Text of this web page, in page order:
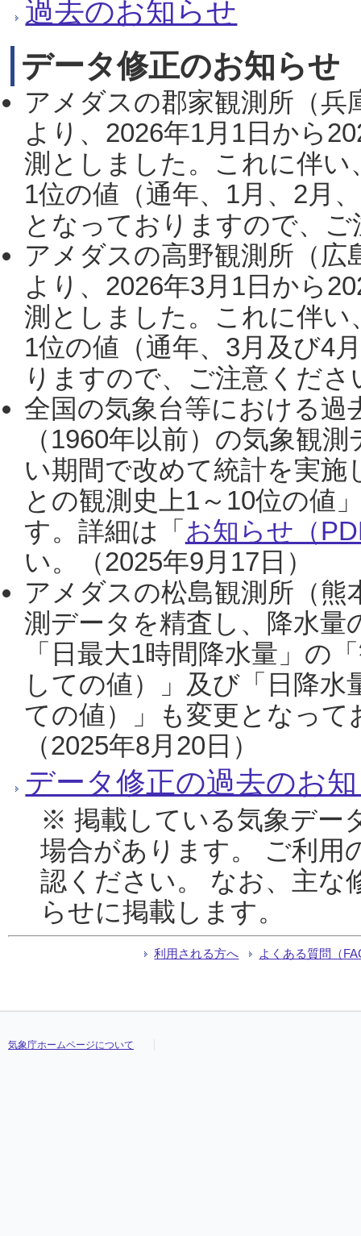
過去のお知らせ
データ修正のお知らせ
アメダスの郡家観測所（
より、2026年1月1日から
測としました。これに伴い
1位の値（通年、1月、2月
となっておりますので、
アメダスの高野観測所（
より、2026年3月1日から
測としました。これに伴い
1位の値（通年、3月及び4
りますので、ご注意くだ
全国の気象台等における過
（1960年以前）の気象観
い期間で改めて統計を実
との観測史上1～10位の値
す。詳細は「 お知らせ（
い。（2025年9月17日）
アメダスの松島観測所（熊
測データを精査し、降水
「日最大1時間降水量」の
しての値）」及び「日降
ての値）」も変更となっ
（2025年8月20日）
データ修正の過去のお
※ 掲載している気象デー
場合があります。 ご利用
認ください。 なお、主な
らせに掲載します。
利用される方へ よくある質問（
気象庁ホームページについて